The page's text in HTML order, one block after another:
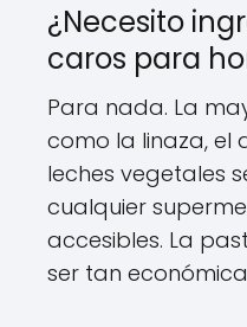
¿Necesito
caros para
Para nada. La
como la linaza, el
leches vegetales
cualquier
accesibles. La
ser tan